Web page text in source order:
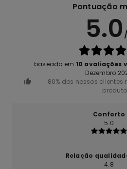
Pontuação
5.0
baseado em 10 avaliações
Dezembro
80% dos nossos
produto
Conforto
5.0
Relação
4.8